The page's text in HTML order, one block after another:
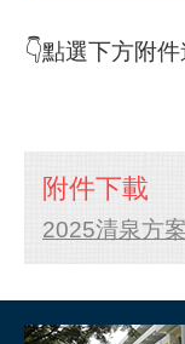
👇點選下方附
附件下載
2025清泉方